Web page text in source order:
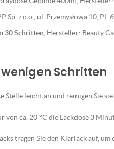
Sp. z o.o., ul. Przemysłowa 10,
30 Schritten , Hersteller: Beauty
Schritten
Stelle leicht an und reinigen Sie
von ca. 20 °C die Lackdose 3
tragen Sie den Klarlack auf,